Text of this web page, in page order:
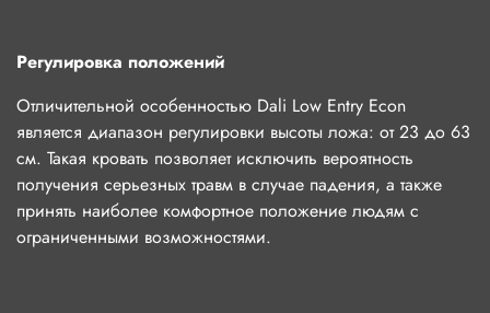
Регулировка положений
Отличительной особенностью Dali Low Entry Econ
является диапазон регулировки высоты ложа: от 23 до 63
см. Такая кровать позволяет исключить вероятность
получения серьезных травм в случае падения, а также
принять наиболее комфортное положение людям с
ограниченными возможностями.